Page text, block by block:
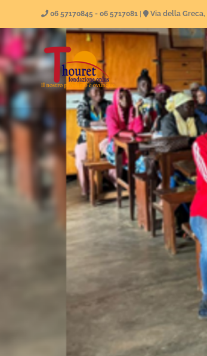
to
content
06 57170845 - 06 5717081| Via della Greca,